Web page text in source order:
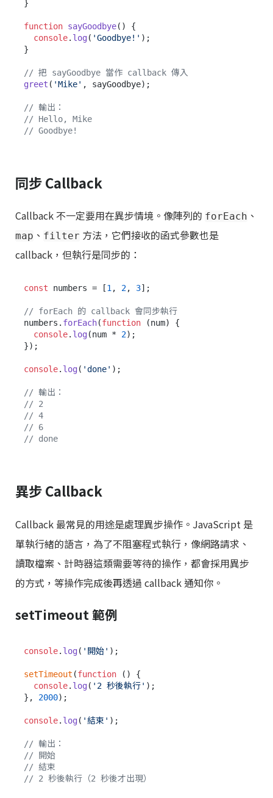
}
function sayGoodbye( ) {
console. log( 'Goodbye!' );
}
// 把 sayGoodbye 當作 callback 傳入
greet ( 'Mike' , sayGoodbye);
// 輸出：
// Hello, Mike
// Goodbye!
同步 Callback
Callback 不一定要用在異步情境。像陣列的 forEach 、
map 、 filter 方法，它們接收的函式參數也是
callback，但執行是同步的：
const numbers = [1, 2, 3];
// forEach 的 callback 會同步執行
numbers. forEach(function (num) {
console. log(num * 2);
});
console. log( 'done' );
// 輸出：
// 2
// 4
// 6
// done
異步 Callback
Callback 最常見的用途是處理異步操作。JavaScript 是
單執行緒的語言，為了不阻塞程式執行，像網路請求、
讀取檔案、計時器這類需要等待的操作，都會採用異步
的方式，等操作完成後再透過 callback 通知你。
setTimeout 範例
console. log( '開始' );
setTimeout (function ( ) {
console. log( '2 秒後執行' );
}, 2000);
console. log( '結束' );
// 輸出：
// 開始
// 結束
// 2 秒後執行（2 秒後才出現）